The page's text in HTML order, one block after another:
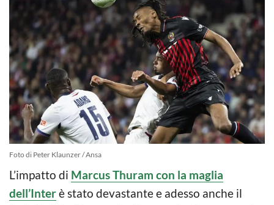
Foto di Peter Klaunzer / Ansa
L’impatto di Marcus Thuram con la maglia
dell’Interè stato devastante e adesso anche il